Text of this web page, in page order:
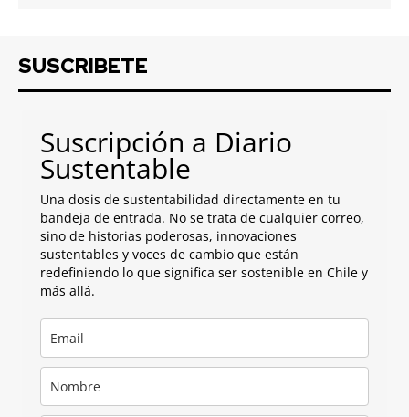
SUSCRIBETE
Suscripción a Diario
Sustentable
Una dosis de sustentabilidad directamente en tu
bandeja de entrada. No se trata de cualquier correo,
sino de historias poderosas, innovaciones
sustentables y voces de cambio que están
redefiniendo lo que significa ser sostenible en Chile y
más allá.